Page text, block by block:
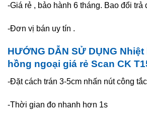
-Giá rẻ , bảo hành 6 tháng. Bao đổi trả
-Đơn vị bán uy tín .
HƯỚNG DẪN SỬ DỤNG
hồng ngoại giá rẻ Scan CK
-Đặt cách trán 3-5cm nhấn nút công
-Thời gian đo nhanh hơn 1s